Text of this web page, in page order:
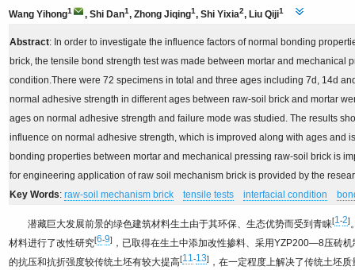
Wang Yihong1 , Shi Dan1, Zhong Jiqing1, Shi Yixia2, Liu Qiji1
Abstract: In order to investigate the influence factors of normal bonding
brick, the tensile bond strength test was made between mortar and mechanical
condition.There were 72 specimens in total and three ages including 7d, 14d
normal adhesive strength in different ages between raw-soil brick and mortar
ages on normal adhesive strength and failure mode was studied. The results
influence on normal adhesive strength, which is improved along with ages and
bonding properties between mortar and mechanical pressing raw-soil brick is
for engineering application of raw soil mechanism brick is provided by the
Key Words: raw-soil mechanism brick tensile tests interfacial condition
潜藏巨大发展前景的绿色建筑材料生土由于其环保、生态优势而受到青睐[1-2]
材料进行了改性研究[6-9] ，已取得在生土中添加改性掺料、采用YZP200—8压砖
的抗压和抗折强度较传统土坯有较大提高[11-13] ，在一定程度上解决了传统土坯